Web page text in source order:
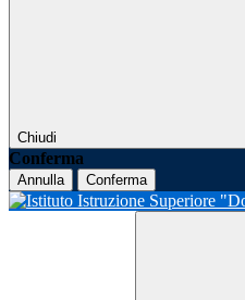
Chiudi
Conferma
Annulla Conferma